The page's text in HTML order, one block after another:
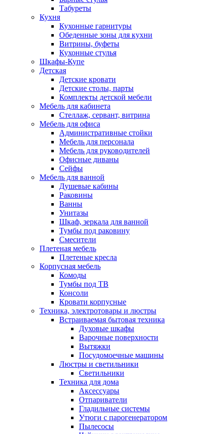
Табуреты
Кухня
Кухонные гарнитуры
Обеденные зоны для кухни
Витрины, буфеты
Кухонные стулья
Шкафы-Купе
Детская
Детские кровати
Детские столы, парты
Комплекты детской мебели
Мебель для кабинета
Стеллаж, сервант, витрина
Мебель для офиса
Административные стойки
Мебель для персонала
Мебель для руководителей
Офисные диваны
Сейфы
Мебель для ванной
Душевые кабины
Раковины
Ванны
Унитазы
Шкаф, зеркала для ванной
Тумбы под раковину
Смесители
Плетеная мебель
Плетеные кресла
Корпусная мебель
Комоды
Тумбы под ТВ
Консоли
Кровати корпусные
Техника, электротовары и люстры
Встраиваемая бытовая техника
Духовые шкафы
Варочные поверхности
Вытяжки
Посудомоечные машины
Люстры и светильники
Светильники
Техника для дома
Аксессуары
Отпариватели
Гладильные системы
Утюги с парогенератором
Пылесосы